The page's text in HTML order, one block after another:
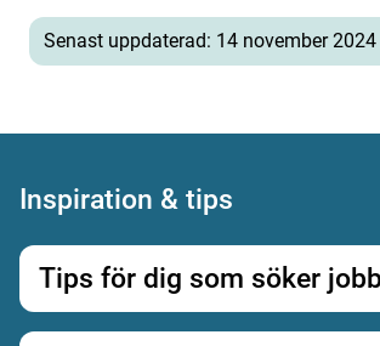
Senast uppdaterad: 14 november 2024
Inspiration & tips
Tips för dig som söker jobb